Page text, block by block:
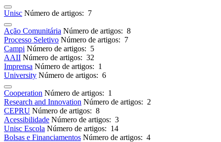
Unisc Número de artigos: 7
Ação Comunitária Número de artigos: 8
Processo Seletivo Número de artigos: 7
Campi Número de artigos: 5
AAII Número de artigos: 32
Imprensa Número de artigos: 1
University Número de artigos: 6
Cooperation Número de artigos: 1
Research and Innovation Número de artigos: 2
CEPRU Número de artigos: 8
Acessibilidade Número de artigos: 3
Unisc Escola Número de artigos: 14
Bolsas e Financiamentos Número de artigos: 4